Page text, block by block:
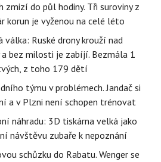
zmizí do půl hodiny. Tři suroviny z
korun je vyženou na celé léto
válka: Ruské drony krouží nad
bez milosti je zabíjí. Bezmála 1
z toho 179 dětí
týmu v problémech. Jandač si
a v Plzni není schopen trénovat
náhradu: 3D tiskárna velká jako
návštěvu zubaře k nepoznání
schůzku do Rabatu. Wenger se